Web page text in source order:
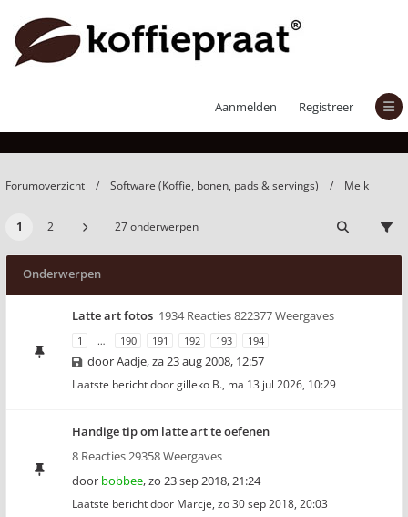
Aanmelden Registreer
Forumoverzicht Software (Koffie, bonen, pads & servings) Melk
1 2 27 onderwerpen
Onderwerpen
Latte art fotos 1934 Reacties 822377 Weergaves
1 … 190 191 192 193 194
doorAadje,za 23 aug 2008, 12:57
Laatste bericht doorgilleko B., ma 13 jul 2026, 10:29
Handige tip om latte art te oefenen
8 Reacties 29358 Weergaves
door bobbee,zo 23 sep 2018, 21:24
Laatste bericht door Marcje, zo 30 sep 2018, 20:03